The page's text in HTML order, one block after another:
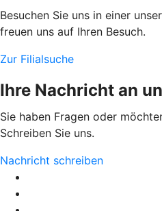
Besuchen Sie uns in einer
freuen uns auf Ihren Besuch.
Zur Filialsuche
Ihre Nachricht an
Sie haben Fragen oder
Schreiben Sie uns.
Nachricht schreiben